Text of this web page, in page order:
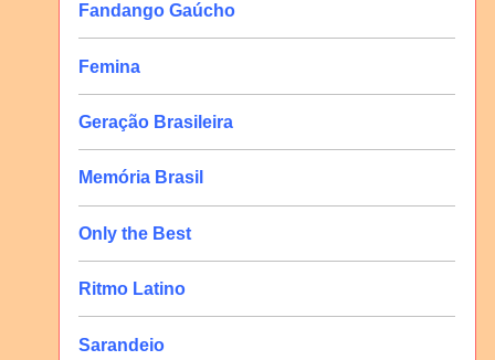
Fandango Gaúcho
Femina
Geração Brasileira
Memória Brasil
Only the Best
Ritmo Latino
Sarandeio